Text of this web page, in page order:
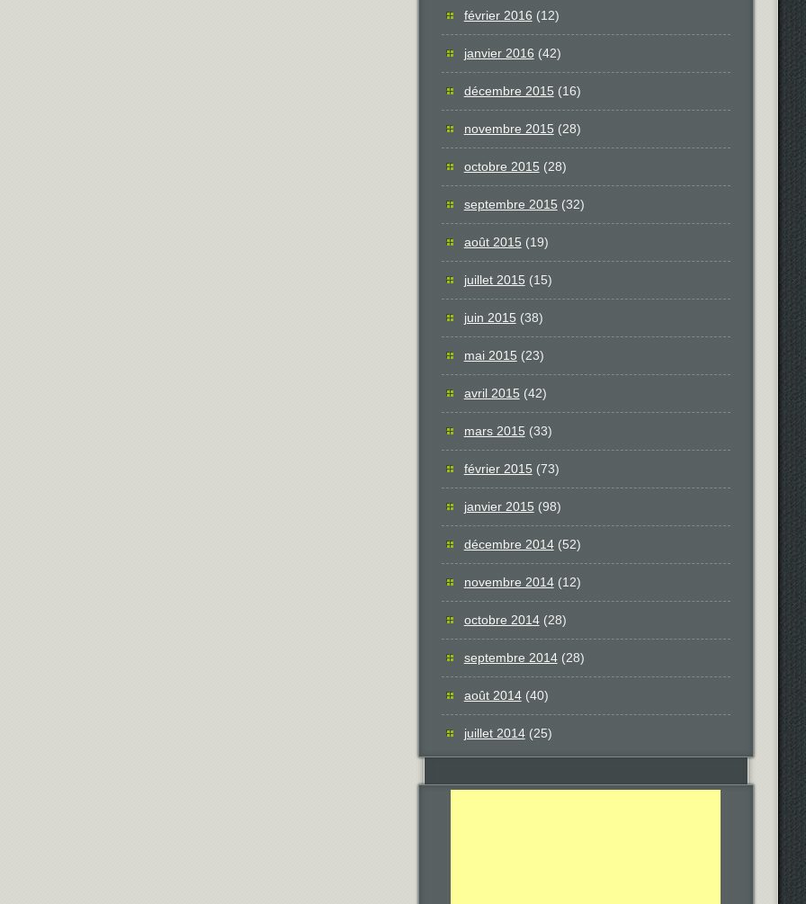
février 2016 (12)
janvier 2016 (42)
décembre 2015(16)
novembre 2015(28)
octobre 2015(28)
septembre 2015(32)
août 2015(19)
juillet 2015(15)
juin 2015(38)
mai 2015 (23)
avril 2015(42)
mars 2015(33)
février 2015(73)
janvier 2015(98)
décembre 2014(52)
novembre 2014(12)
octobre 2014(28)
septembre 2014(28)
août 2014(40)
juillet 2014(25)